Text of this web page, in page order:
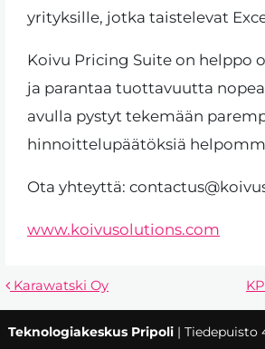
yrityksille, jotka taistelevat
Koivu Pricing Suite on helppo
ja parantaa tuottavuutta
avulla pystyt tekemään
hinnoittelupäätöksiä
Ota yhteyttä:
www.koivusolutions.com
Artikkelien selaus
Karawatski Oy
Teknologiakeskus Pripoli | Tiedepuisto